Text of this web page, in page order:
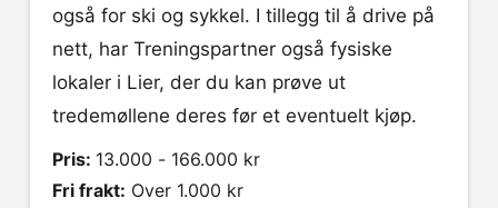
også for ski og sykkel. I tillegg til å drive på
nett, har Treningspartner også fysiske
lokaler i Lier, der du kan prøve ut
tredemøllene deres før et eventuelt kjøp.
Pris: 13.000 - 166.000 kr
Fri frakt: Over 1.000 kr